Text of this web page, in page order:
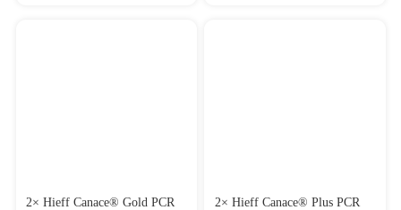
2× Hieff Canace® Gold PCR
2× Hieff Canace® Plus PCR